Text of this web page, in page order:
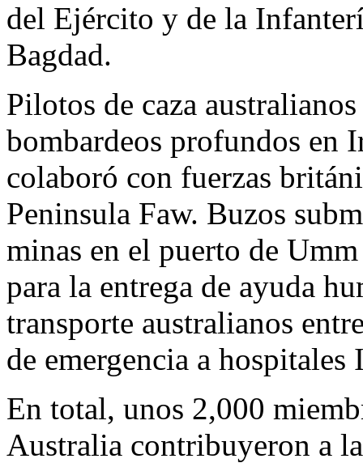
del Ejército y de la
Bagdad.
Pilotos de caza
bombardeos profundos en
colaboró con fuerzas
Peninsula Faw. Buzos
minas en el puerto de
para la entrega de ayuda
transporte australianos
de emergencia a hospitales
En total, unos 2,000
Australia contribuyeron a